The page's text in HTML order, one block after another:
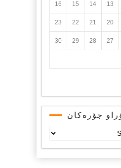
13
14
15
16
20
21
22
23
27
28
29
30
جۆرەکان